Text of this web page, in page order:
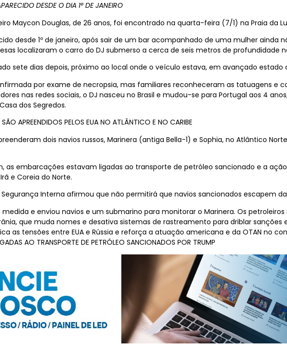
DESDE O DIA 1° DE JANEIRO
Maycon Douglas, de 26 anos, foi encontrado na quarta-feira (7/1) na Praia da
desde 1º de janeiro, após sair de um bar acompanhado de uma mulher
localizaram o carro do DJ submerso a cerca de seis metros de profundidade
sete dias depois, próximo ao local onde o veículo estava, em avançado estado
por exame de necropsia, mas familiares reconheceram as tatuagens e
nas redes sociais, o DJ nasceu no Brasil e mudou-se para Portugal aos 4
dos Segredos.
APREENDIDOS PELOS EUA NO ATLÂNTICO E NO CARIBE
dois navios russos, Marinera (antiga Bella-1) e Sophia, no Atlântico
as embarcações estavam ligadas ao transporte de petróleo sancionado e a
e Coreia do Norte.
Interna afirmou que não permitirá que navios sancionados escapem da
medida e enviou navios e um submarino para monitorar o Marinera. Os
que muda nomes e desativa sistemas de rastreamento para driblar sanções
as tensões entre EUA e Rússia e reforça a atuação americana e da OTAN no
AO TRANSPORTE DE PETRÓLEO SANCIONADOS POR TRUMP